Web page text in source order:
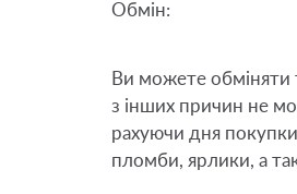
Обмін:
Ви можете обміняти
з інших причин не
рахуючи дня
пломби, ярлики, а